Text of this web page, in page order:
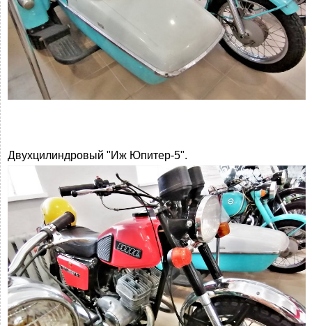
Двухцилиндровый "Иж Юпитер-5".